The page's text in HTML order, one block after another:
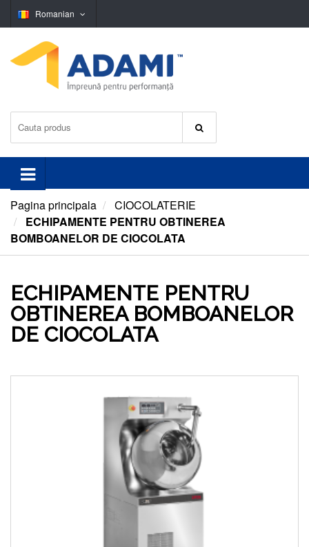
Romanian
Pagina principala
CIOCOLATERIE
ECHIPAMENTE PENTRU OBTINEREA
BOMBOANELOR DE CIOCOLATA
ECHIPAMENTE PENTRU
OBTINEREA BOMBOANELOR
DE CIOCOLATA